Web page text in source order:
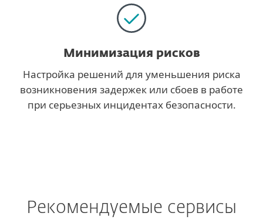
Минимизация рисков
Настройка решений для уменьшения риска
возникновения задержек или сбоев в работе
при серьезных инцидентах безопасности.
Рекомендуемые сервисы